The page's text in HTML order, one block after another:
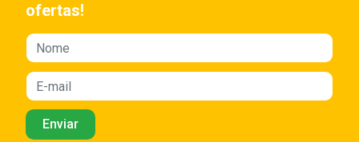
ofertas!